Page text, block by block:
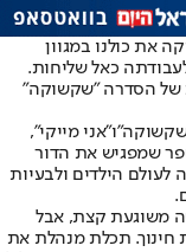
את כולנו במגוון
כאל שליחות.
של הסדרה "שקשוקה"
ו"אני מייקי",
שמפגיש את הדור
הילדים ולבעיות
משוגעת קצת, אבל
חינוך. תכלת מנהלת את